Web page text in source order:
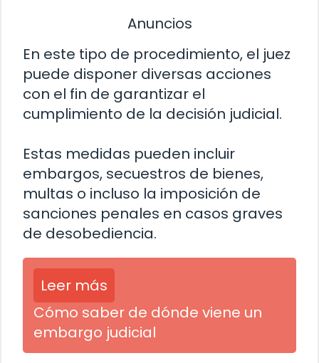
Anuncios
En este tipo de procedimiento, el juez
puede disponer diversas acciones
con el fin de garantizar el
cumplimiento de la decisión judicial.
Estas medidas pueden incluir
embargos, secuestros de bienes,
multas o incluso la imposición de
sanciones penales en casos graves
de desobediencia.
Leer más
Cómo saber de dónde viene un
embargo judicial